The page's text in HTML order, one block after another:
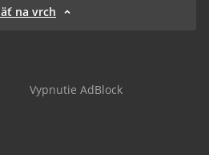
na vrch
Vypnutie AdBlock